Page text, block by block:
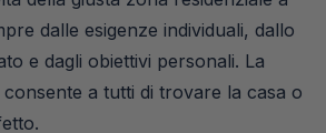
dalle esigenze individuali, dallo
e dagli obiettivi personali. La
a tutti di trovare la casa o